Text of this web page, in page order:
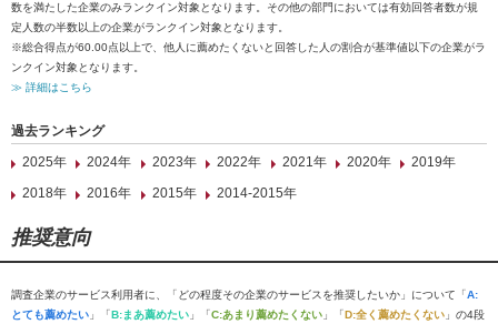
数を満たした企業のみランクイン対象となります。その他の部門においては有効回答者数が規
定人数の半数以上の企業がランクイン対象となります。
※総合得点が60.00点以上で、他人に薦めたくないと回答した人の割合が基準値以下の企業がラ
ンクイン対象となります。
≫ 詳細はこちら
過去ランキング
2025年
2024年 2023年 2022年 2021年 2020年
2019年
2018年
2016年 2015年 2014-2015年
推奨意向
調査企業のサービス利用者に、「どの程度その企業のサービスを推奨したいか」について「A:
とても薦めたい 」「B:まあ薦めたい 」「C:あまり薦めたくない 」「D:全く薦めたくない 」の4段